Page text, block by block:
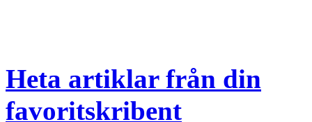
Heta artiklar från din
favoritskribent